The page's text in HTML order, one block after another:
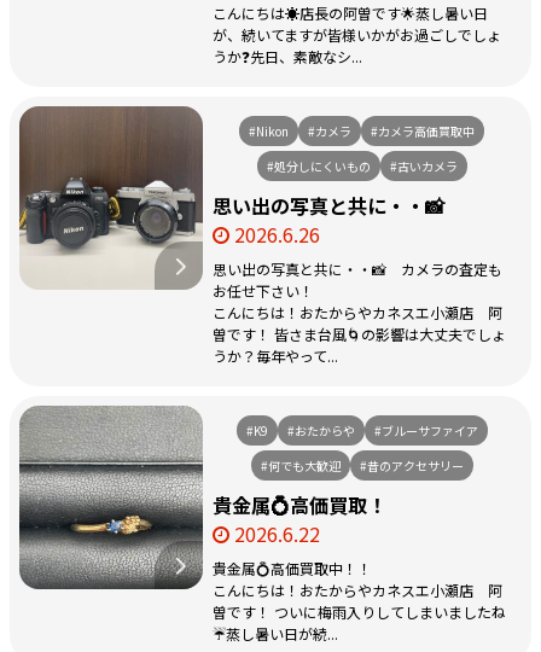
こんにちは☀️店長の阿曽です🌟蒸し暑い日
が、続いてますが皆様いかがお過ごしでしょ
うか❓先日、素敵なシ...
#Nikon #カメラ
#カメラ高価買取中
#処分しにくいもの
#古いカメラ
思い出の写真と共に・・📸
2026.6.26
思い出の写真と共に・・📸 カメラの査定も
お任せ下さい！
こんにちは！おたからやカネスエ小瀬店 阿
曽です！ 皆さま台風🌀の影響は大丈夫でしょ
うか？毎年やって...
#K9 #おたからや
#ブルーサファイア
#何でも大歓迎
#昔のアクセサリー
貴金属💍高価買取！
2026.6.22
貴金属💍高価買取中！！
こんにちは！おたからやカネスエ小瀬店 阿
曽です！ ついに梅雨入りしてしまいましたね
☔蒸し暑い日が続...